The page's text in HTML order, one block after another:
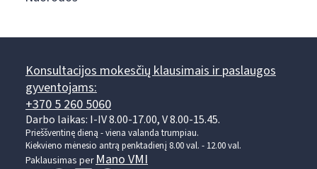
Konsultacijos mokesčių klausimais ir paslaugos
gyventojams:
+370 5 260 5060
Darbo laikas: I-IV 8.00-17.00, V 8.00-15.45.
Prieššventinę dieną - viena valanda trumpiau.
Kiekvieno mėnesio antrą penktadienį 8.00 val. - 12.00 val.
Paklausimas per Mano VMI